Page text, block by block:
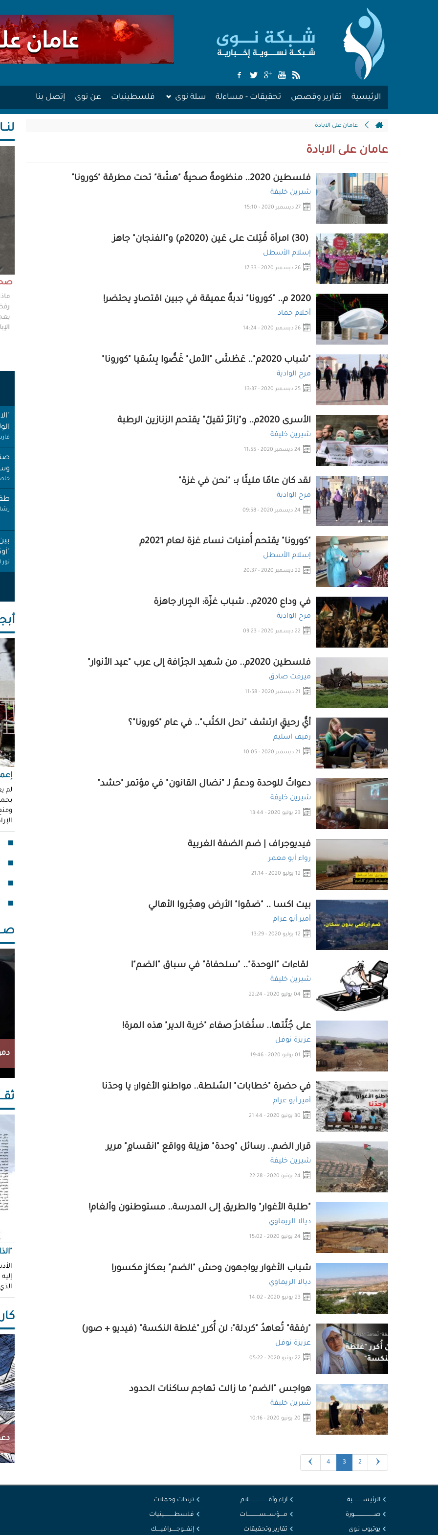
الرئيسية تقارير وقصص تحقيقات - مساءلة سلة نوى فلسطينيات عن نوى إتصل بنا
عامان على الابادة
عامان على الابادة
فلسطين 2020.. منظومةٌ صحيةٌ "هشّة" تحت مطرقة "كورونا"
شيرين خليفة
27 ديسمبر 2020 - 15:10
(30) امرأة قُتِلت على عَين (2020م) و"الفنجان" جاهز
إسلام الأسطل
26 ديسمبر 2020 - 17:33
2020 م.. "كورونا" ندبةٌ عميقة في جبين اقتصادٍ يحتضر!
أحلام حماد
26 ديسمبر 2020 - 14:24
"شباب 2020م".. عَطْشَى "الأمل" غَصُّوا بِسُقيا "كورونا"
مرح الوادية
25 ديسمبر 2020 - 13:37
الأسرى 2020م.. و"زائرٌ ثقيلٌ" يقتحم الزنازين الرطبة
شيرين خليفة
24 ديسمبر 2020 - 11:55
لقد كان عامًا مليئًا بـ: "نحن في غزة"
مرح الوادية
24 ديسمبر 2020 - 09:58
"كورونا" يقتحم أُمنيات نساء غزة لعام 2021م
إسلام الأسطل
22 ديسمبر 2020 - 20:37
في وداع 2020م.. شباب غزّة: الجِرار جاهزة
مرح الوادية
22 ديسمبر 2020 - 09:23
فلسطين 2020م.. من شهيد الجرّافة إلى عرب "عيد الأنوار"
ميرفت صادق
21 ديسمبر 2020 - 11:58
أيٌّ رحيقٍ ارتشف "نحل الكتُب".. في عام "كورونا"؟
رفيف اسليم
21 ديسمبر 2020 - 10:05
دعواتٌ للوحدة ودعمٌ لـ "نضال القانون" في مؤتمر "حشد"
شيرين خليفة
23 يوليو 2020 - 13:44
فيديوجراف | ضم الضفة الغربية
رواء أبو معمر
12 يوليو 2020 - 21:14
بيت اكسا .. "ضمّوا" الأرض وهجّروا الأهالي
أمير أبو عرام
12 يوليو 2020 - 13:29
لقاءات "الوحدة".. "سلحفاة" في سباق "الضم"!
شيرين خليفة
04 يوليو 2020 - 22:24
على جُثّتها.. ستُغادرُ صفاء "خربة الدير" هذه المرة!
عزيزة نوفل
01 يوليو 2020 - 19:46
في حضرة "خطابات" السُلطة.. مواطنو الأغوار: يا وحدَنا
أمير أبو عرام
30 يونيو 2020 - 21:44
قرار الضم.. رسائل "وحدة" هزيلة وواقع "انقسامٍ" مرير
شيرين خليفة
24 يونيو 2020 - 22:28
"طلبة الأغوار" والطريق إلى المدرسة.. مستوطنون وألغام!
ديالا الريماوي
24 يونيو 2020 - 15:02
شباب الأغوار يواجهون وحش "الضم" بعكازٍ مكسور!
ديالا الريماوي
23 يونيو 2020 - 14:02
"رفقة" تُعاهدُ "كردلة": لن أُكرر "غلطة النكسة" (فيديو + صور)
عزيزة نوفل
22 يونيو 2020 - 05:22
هواجس "الضم" ما زالت تهاجم ساكنات الحدود
شيرين خليفة
20 يونيو 2020 - 10:16
2
3
4
ليس مطلوباً من الصحفي أن يكون مخططًا إستراتيجيًا
لم
الرئيســــــــــية آراء وأقــــــــــــــــــــلام ترندات وحملات
صــــــــــــــــــــورة مــــؤســـســــــــــــات فلسطــــــــــينيات
يوتيوب نـوى تقارير وتحقيقات إنفـــوجـــــرافيــــك